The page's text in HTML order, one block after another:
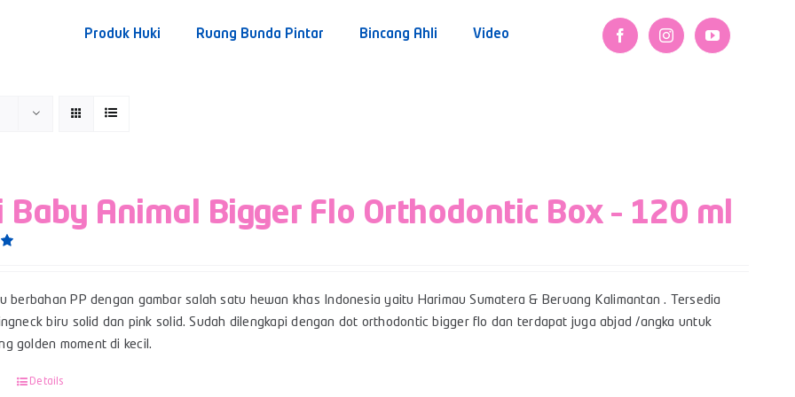
Produk Huki Ruang Bunda Pintar Bincang Ahli Video
Baby Animal Bigger Flo Orthodontic Box – 120 ml
berbahan PP dengan gambar salah satu hewan khas Indonesia yaitu Harimau Sumatera & Beruang Kalimantan . Tersedia
biru solid dan pink solid. Sudah dilengkapi dengan dot orthodontic bigger flo dan terdapat juga abjad /angka untuk
golden moment di kecil.
Details